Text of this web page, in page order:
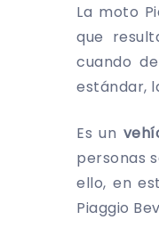
La moto
que
cuando
estándar,
Es un
personas
ello, en
Piaggio